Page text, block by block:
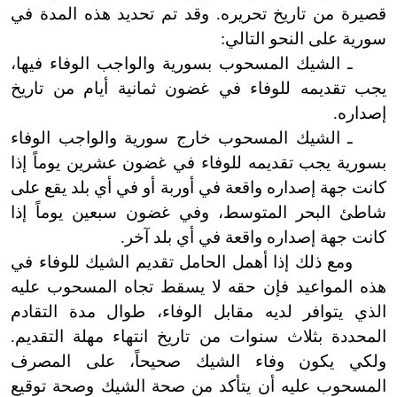
قصيرة من تاريخ تحريره. وقد تم تحديد هذه المدة في
سورية على النحو التالي:
ـ الشيك المسحوب بسورية والواجب الوفاء فيها،
يجب تقديمه للوفاء في غضون ثمانية أيام من تاريخ
إصداره.
ـ الشيك المسحوب خارج سورية والواجب الوفاء
بسورية يجب تقديمه للوفاء في غضون عشرين يوماً إذا
كانت جهة إصداره واقعة في أوربة أو في أي بلد يقع على
شاطئ البحر المتوسط، وفي غضون سبعين يوماً إذا
كانت جهة إصداره واقعة في أي بلد آخر.
ومع ذلك إذا أهمل الحامل تقديم الشيك للوفاء في
هذه المواعيد فإن حقه لا يسقط تجاه المسحوب عليه
الذي يتوافر لديه مقابل الوفاء، طوال مدة التقادم
المحددة بثلاث سنوات من تاريخ انتهاء مهلة التقديم.
ولكي يكون وفاء الشيك صحيحاً، على المصرف
المسحوب عليه أن يتأكد من صحة الشيك وصحة توقيع